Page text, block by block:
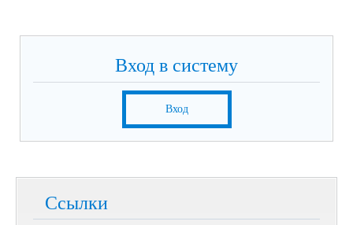
Вход в систему
Вход
Ссылки